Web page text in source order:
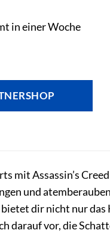
in einer Woche
mit Assassin’s
und
dir nicht nur
vor, die